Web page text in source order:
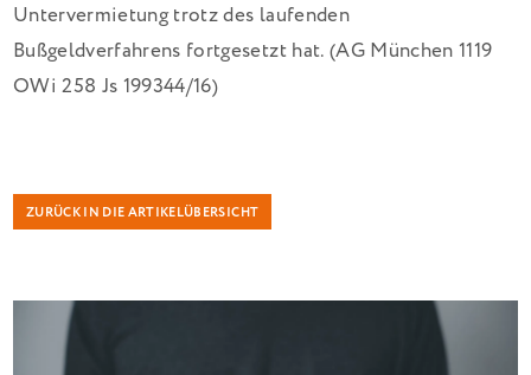
Untervermietung trotz des laufenden
Bußgeldverfahrens fortgesetzt hat. (AG München 1119
OWi 258 Js 199344/16)
ZURÜCK IN DIE ARTIKELÜBERSICHT